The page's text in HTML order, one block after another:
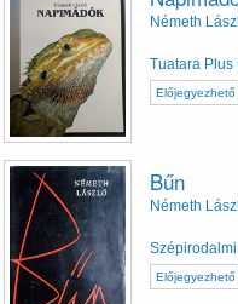
Németh
Tuatara Plus
Előjegyezhető
Bűn
Németh
Előjegyezhető